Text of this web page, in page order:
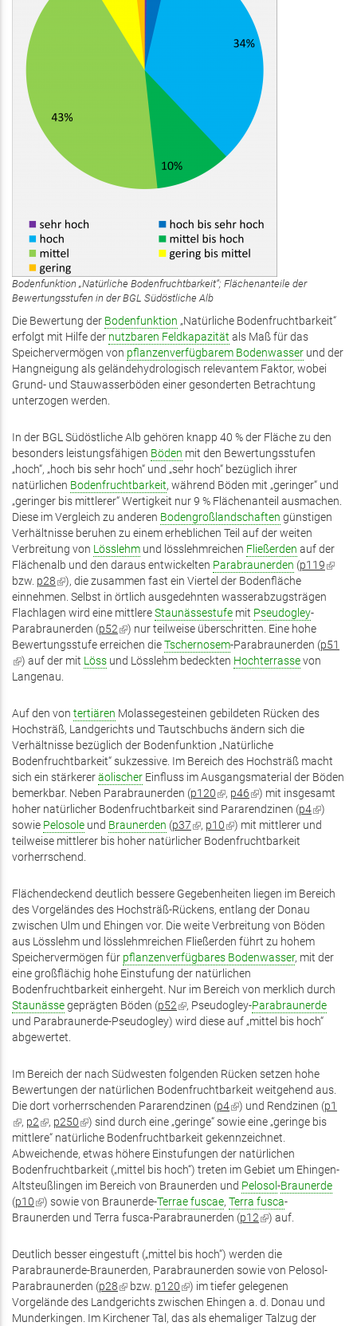
Bodenfunktion „Natürliche Bodenfruchtbarkeit“; Flächenanteile der
Bewertungsstufen in der BGL Südöstliche Alb
Die Bewertung der Bodenfunktion „Natürliche Bodenfruchtbarkeit“
erfolgt mit Hilfe der nutzbaren Feldkapazität als Maß für das
Speichervermögen von pflanzenverfügbarem Bodenwasser und der
Hangneigung als geländehydrologisch relevantem Faktor, wobei
Grund- und Stauwasserböden einer gesonderten Betrachtung
unterzogen werden.
In der BGL Südöstliche Alb gehören knapp 40 % der Fläche zu den
besonders leistungsfähigen Böden mit den Bewertungsstufen
„hoch“, „hoch bis sehr hoch“ und „sehr hoch“ bezüglich ihrer
natürlichen Bodenfruchtbarkeit, während Böden mit „geringer“ und
„geringer bis mittlerer“ Wertigkeit nur 9 % Flächenanteil ausmachen.
Diese im Vergleich zu anderen Bodengroßlandschaften günstigen
Verhältnisse beruhen zu einem erheblichen Teil auf der weiten
Verbreitung von Lösslehm und lösslehmreichen Fließerden auf der
Flächenalb und den daraus entwickelten Parabraunerden (p119(Link
bzw. p28(Link
ist
extern)
), die zusammen fast ein Viertel der Bodenfläche
einnehmen. Selbst in örtlich ausgedehnten wasserabzugsträgen
Flachlagen wird eine mittlereStaunässestufe mit Pseudogley-
Parabraunerden (p52(Link
ist
extern)
) nur teilweise überschritten. Eine hohe
Bewertungsstufe erreichen dieTschernosem-Parabraunerden (p51
(Link
ist
) auf der mit Löss und Lösslehm bedeckten Hochterrassevon
Langenau.
Auf den von tertiären Molassegesteinen gebildeten Rücken des
Hochsträß, Landgerichts und Tautschbuchs ändern sich die
Verhältnisse bezüglich der Bodenfunktion „Natürliche
Bodenfruchtbarkeit“ sukzessive. Im Bereich des Hochsträß macht
sich ein stärkereräolischer Einfluss im Ausgangsmaterial der Böden
bemerkbar. Neben Parabraunerden (p120(Link
ist
extern)
, p46(Link
ist
extern)
) mit insgesamt
hoher natürlicher Bodenfruchtbarkeit sind Pararendzinen (p4(Link
ist
)
sowie Pelosole und Braunerden (p37(Link
ist
, p10(Link
ist
) mit mittlerer und
teilweise mittlerer bis hoher natürlicher Bodenfruchtbarkeit
vorherrschend.
Flächendeckend deutlich bessere Gegebenheiten liegen im Bereich
des Vorgeländes des Hochsträß-Rückens, entlang der Donau
zwischen Ulm und Ehingen vor. Die weite Verbreitung von Böden
aus Lösslehm und lösslehmreichen Fließerden führt zu hohem
Speichervermögen für pflanzenverfügbares Bodenwasser, mit der
eine großflächig hohe Einstufung der natürlichen
Bodenfruchtbarkeit einhergeht. Nur im Bereich von merklich durch
Staunässegeprägten Böden (p52(Link
ist
, Pseudogley-Parabraunerde
und Parabraunerde-Pseudogley) wird diese auf „mittel bis hoch“
abgewertet.
Im Bereich der nach Südwesten folgenden Rücken setzen hohe
Bewertungen der natürlichen Bodenfruchtbarkeit weitgehend aus.
Die dort vorherrschenden Pararendzinen (p4(Link
ist
extern)
) und Rendzinen (p1
(Link
ist
extern)
, p2(Link
ist
extern)
, p250(Link
ist
extern)
) sind durch eine „geringe“ sowie eine „geringe bis
mittlere“ natürliche Bodenfruchtbarkeit gekennzeichnet.
Abweichende, etwas höhere Einstufungen der natürlichen
Bodenfruchtbarkeit („mittel bis hoch“) treten im Gebiet um Ehingen-
Altsteußlingen im Bereich von Braunerden und Pelosol-Braunerde
(p10(Link
ist
) sowie von Braunerde-Terrae fuscae, Terra fusca-
Braunerden und Terra fusca-Parabraunerden (p12(Link
extern)
) auf.
Deutlich besser eingestuft („mittel bis hoch“) werden die
Parabraunerde-Braunerden, Parabraunerden sowie von Pelosol-
Parabraunerden (p28(Link
ist
extern)
bzw. p120(Link
ist
extern)
) im tiefer gelegenen
Vorgelände des Landgerichts zwischen Ehingen a. d. Donau und
Munderkingen. Im Kirchener Tal, das als ehemaliger Talzug der